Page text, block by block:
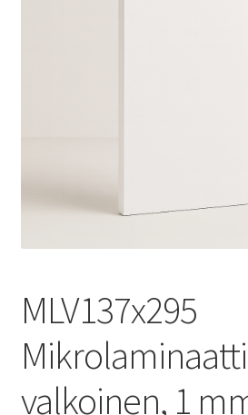
MLV137x295
valkoinen, 1